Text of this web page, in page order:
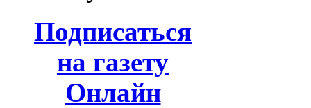
Подписаться
на газету
Онлайн